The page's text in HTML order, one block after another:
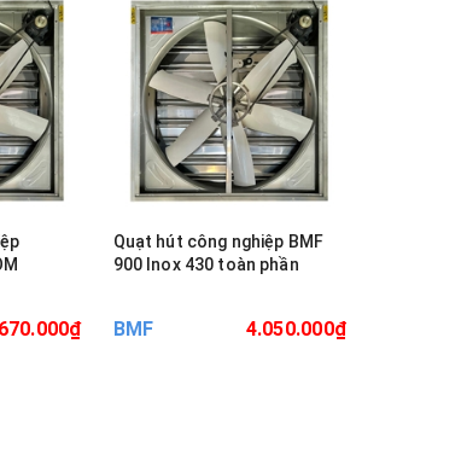
Quạt hút công nghiệp BMF
900 Inox 430 toàn phần
BMF 4.050.000₫